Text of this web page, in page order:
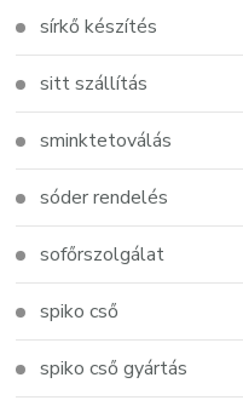
sírkő készítés
sitt szállítás
sminktetoválás
sóder rendelés
sofőrszolgálat
spiko cső
spiko cső gyártás